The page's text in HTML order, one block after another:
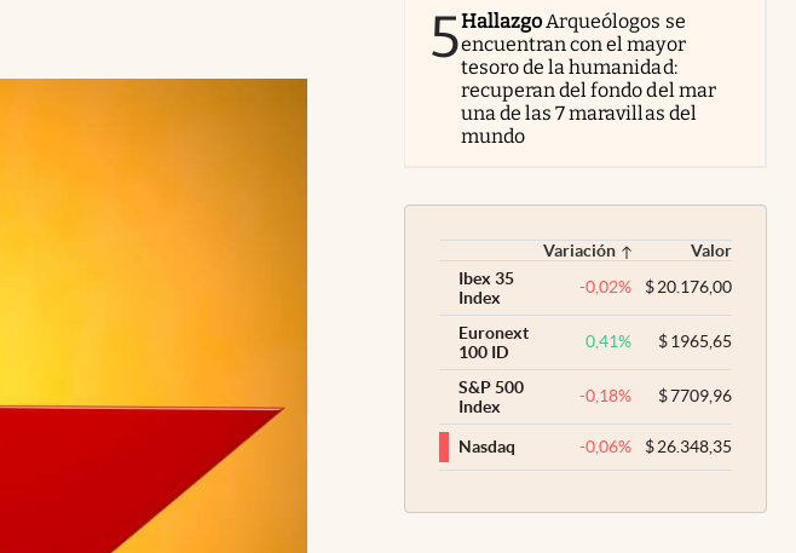
5HallazgoArqueólogos se
encuentran con el mayor
tesoro de la humanidad:
recuperan del fondo del mar
una de las 7 maravillas del
mundo
Variación
Valor
Ibex 35
Index
-0,02% $20.176,00
Euronext
100 ID
0,41% $1965,65
S&P 500
Index
-0,18% $7709,96
Nasdaq -0,06% $26.348,35